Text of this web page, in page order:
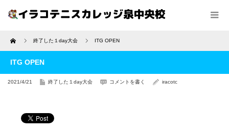
Home 終了した１day大会 ITG OPEN
ITG OPEN
2021/4/21 終了した１day大会 コメントを書く iracotc